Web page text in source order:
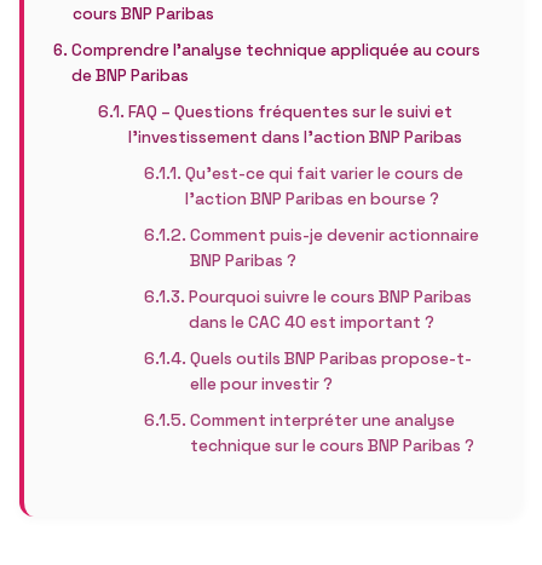
cours BNP Paribas
Comprendre l’analyse technique appliquée au cours
de BNP Paribas
FAQ – Questions fréquentes sur le suivi et
l’investissement dans l’action BNP Paribas
Qu’est-ce qui fait varier le cours de
l’action BNP Paribas en bourse ?
Comment puis-je devenir actionnaire
BNP Paribas ?
Pourquoi suivre le cours BNP Paribas
dans le CAC 40 est important ?
Quels outils BNP Paribas propose-t-
elle pour investir ?
Comment interpréter une analyse
technique sur le cours BNP Paribas ?